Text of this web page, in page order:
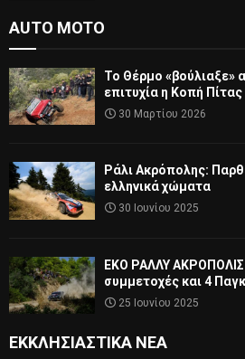
AUTO MOTO
Το Θέρμο «βούλιαξε»
επιτυχία η Κοπή
30 Μαρτίου 2026
Ράλι Ακρόπολης:
ελληνικά χώματα
30 Ιουνίου 2025
ΕΚΟ ΡΑΛΛΥ
συμμετοχές και 4
25 Ιουνίου 2025
ΕΚΚΛΗΣΙΑΣΤΙΚΆ ΝΈΑ